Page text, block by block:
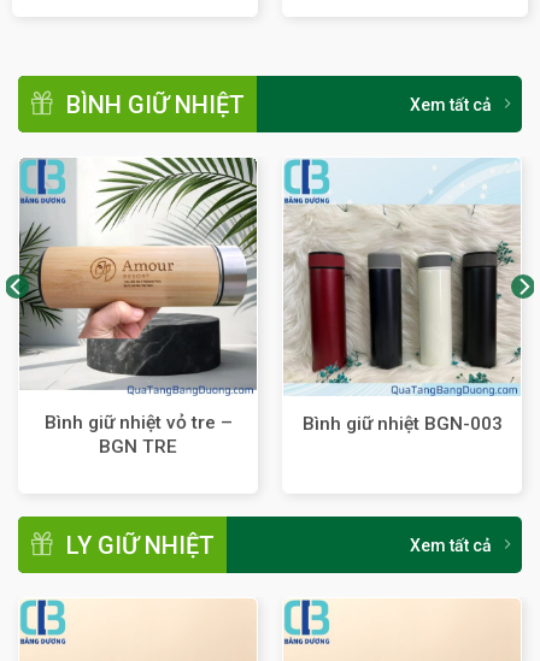
BÌNH GIỮ NHIỆT Xem tất cả
Bình giữ nhiệt vỏ tre –
BGN TRE
Bình giữ nhiệt BGN-003
LY GIỮ NHIỆT Xem tất cả